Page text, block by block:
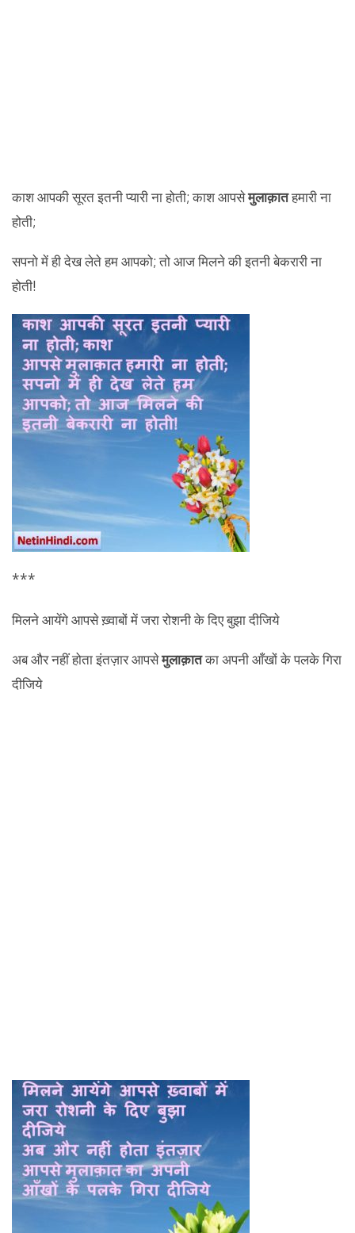
काश आपकी सूरत इतनी प्यारी ना होती; काश आपसेमुलाक़ातहमारी ना
होती;
सपनो में ही देख लेते हम आपको; तो आज मिलने की इतनी बेकरारी ना
होती!
***
मिलने आयेंगे आपसे ख़्वाबों में जरा रोशनी के दिए बुझा दीजिये
अब और नहीं होता इंतज़ार आपसेमुलाक़ातका अपनी आँखों के पलके गिरा
दीजिये